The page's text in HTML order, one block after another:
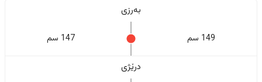
بەرزی
149 سم 147 سم
درێژی